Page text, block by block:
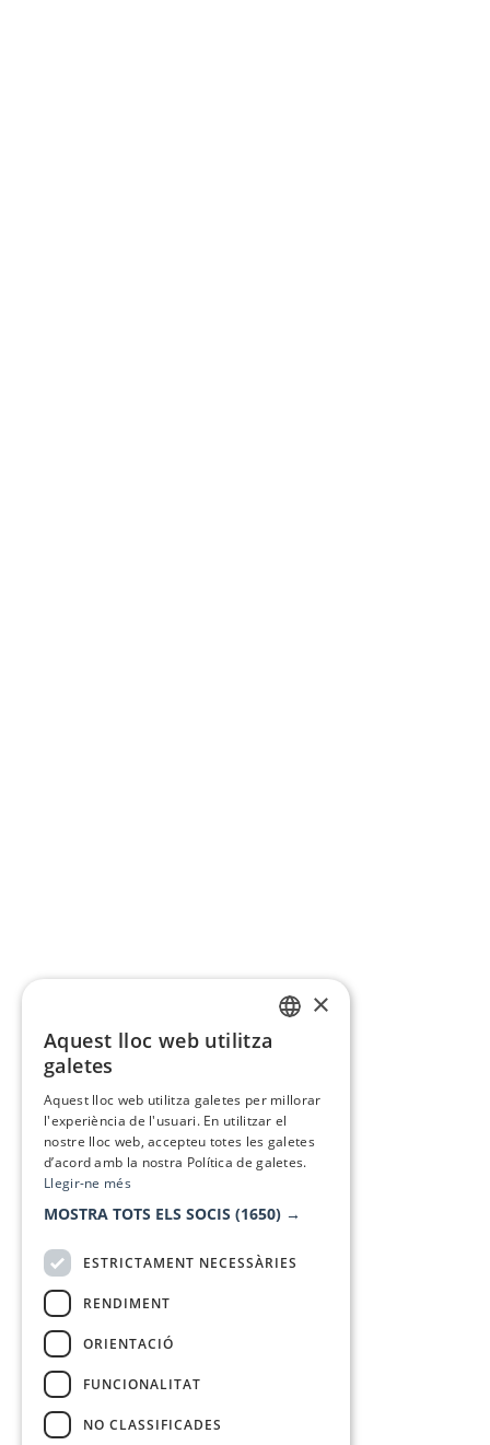
×
Aquest lloc web utilitza
galetes
Aquest lloc web utilitza galetes per millorar
l'experiència de l'usuari. En utilitzar el
nostre lloc web, accepteu totes les galetes
d’acord amb la nostra Política de galetes.
Llegir-ne més
MOSTRA TOTS ELS SOCIS (1650) →
ESTRICTAMENT NECESSÀRIES
RENDIMENT
ORIENTACIÓ
FUNCIONALITAT
NO CLASSIFICADES